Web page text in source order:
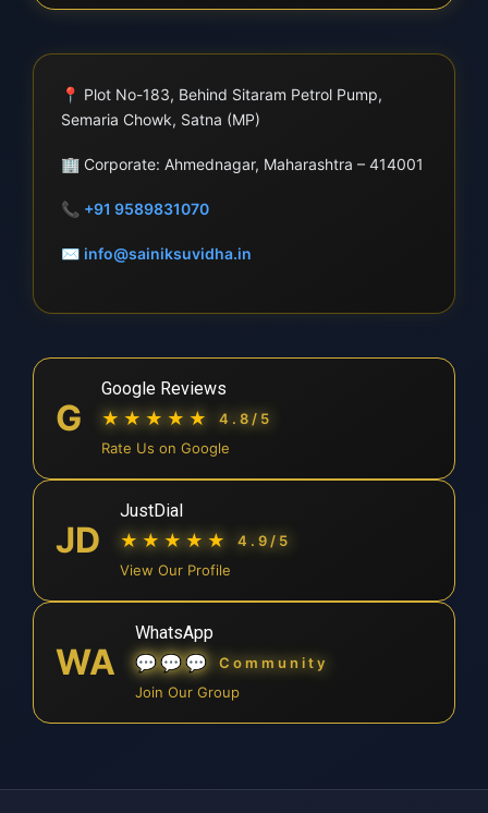
📍 Plot No-183, Behind Sitaram Petrol Pump,
Semaria Chowk, Satna (MP)
🏢 Corporate: Ahmednagar, Maharashtra – 414001
📞 +91 9589831070
✉ info@sainiksuvidha.in
G
Google Reviews
★★★★★
4.8/5
Rate Us on Google
JD
JustDial
★★★★★
4.9/5
View Our Profile
WA
WhatsApp
💬💬💬
Community
Join Our Group